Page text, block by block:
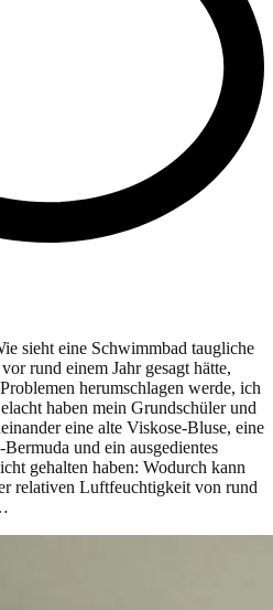
sieht eine Schwimmbad taugliche
rund einem Jahr gesagt hätte,
herumschlagen werde, ich
haben mein Grundschüler und
eine alte Viskose-Bluse, eine
und ein ausgedientes
gehalten haben: Wodurch kann
relativen Luftfeuchtigkeit von rund